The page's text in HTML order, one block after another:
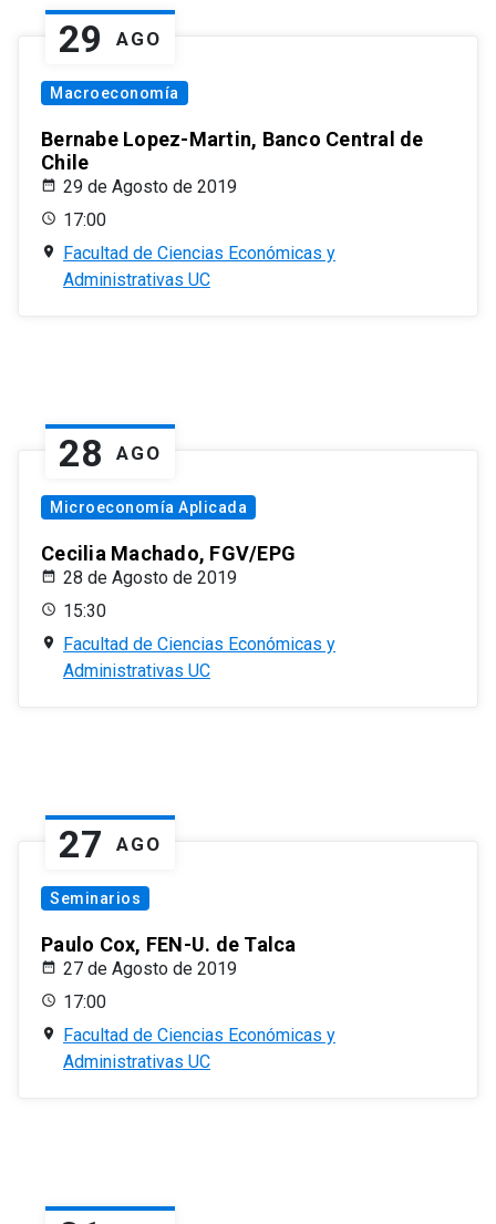
29 AGO
Macroeconomía
Bernabe Lopez-Martin, Banco Central de
Chile
29 de Agosto de 2019
17:00
Facultad de Ciencias Económicas y
Administrativas UC
28 AGO
Microeconomía Aplicada
Cecilia Machado, FGV/EPG
28 de Agosto de 2019
15:30
Facultad de Ciencias Económicas y
Administrativas UC
27 AGO
Seminarios
Paulo Cox, FEN-U. de Talca
27 de Agosto de 2019
17:00
Facultad de Ciencias Económicas y
Administrativas UC